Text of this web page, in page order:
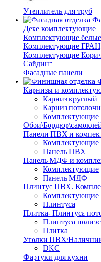
Утеплитель для труб
Деке комплектующие
Комплектующие
Комплектующие
Комплектующие
Сайдинг
Фасадные панели
Карнизы и
Карниз круглый
Карниз
Комплектующие
Панели ПВХ и
Панель ПВХ
Панель МДФ и
Комплектующие
Панель МДФ
Плинтус ПВХ.
Комплектующие
Плинтуса
Плитка- Плинтуса
Плинтуса
Плитка
Уголки ПВХ/
DKC
Фартуки для кухни